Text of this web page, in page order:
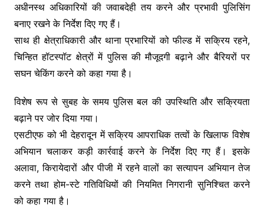
अधीनस्थ अधिकारियों की जवाबदेही तय करने और प्रभावी पुलिसिंग
बनाए रखने के निर्देश दिए गए हैं।
साथ ही क्षेत्राधिकारी और थाना प्रभारियों को फील्ड में सक्रिय रहने,
चिन्हित हॉटस्पॉट क्षेत्रों में पुलिस की मौजूदगी बढ़ाने और बैरियरों पर
सघन चेकिंग करने को कहा गया है।
विशेष रूप से सुबह के समय पुलिस बल की उपस्थिति और सक्रियता
बढ़ाने पर जोर दिया गया।
एसटीएफ को भी देहरादून में सक्रिय आपराधिक तत्वों के खिलाफ विशेष
अभियान चलाकर कड़ी कार्रवाई करने के निर्देश दिए गए हैं। इसके
अलावा, किरायेदारों और पीजी में रहने वालों का सत्यापन अभियान तेज
करने तथा होम-स्टे गतिविधियों की नियमित निगरानी सुनिश्चित करने
को कहा गया है।